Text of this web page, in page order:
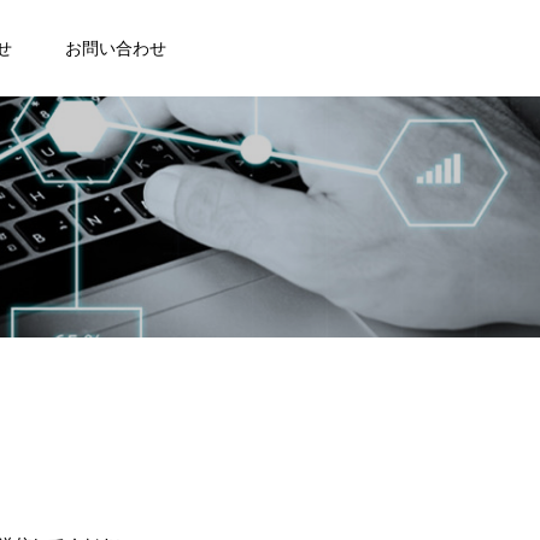
お問い合わせ